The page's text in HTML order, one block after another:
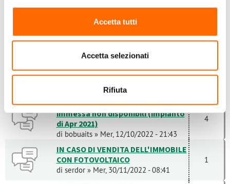
Accetta tutti
Accetta selezionati
Rifiuta
13/03/2023 - 11:08
Assicurazione
diGiovanni273» Sab, 10/09/2022 -
4
Temperature minime impianto
certificato
» Mar, 14/02/2023 - 17:00
0
Ritiro dedicato, dati energia
immessa non disponibili (impianto
di Apr 2021)
di bobuaits» Mer, 12/10/2022 - 21:43
4
IN CASO DI VENDITA DELL'IMMOBILE
CON FOTOVOLTAICO
di serdor» Mer, 30/11/2022 - 08:41
1